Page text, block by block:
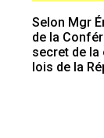
Selon Mgr
de la
secret de
lois de la